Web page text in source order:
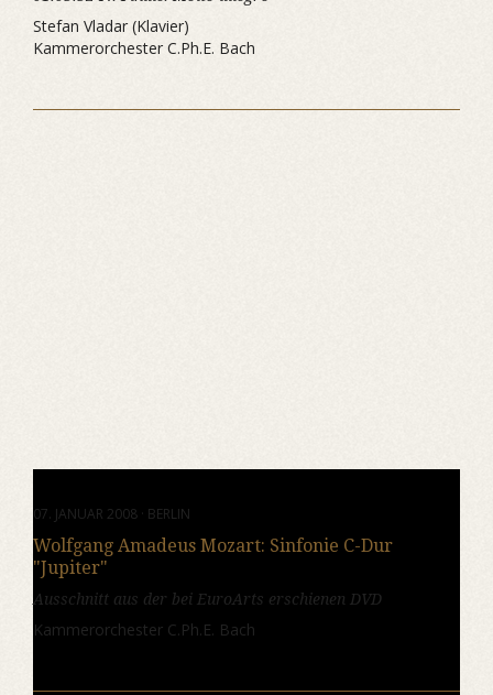
Stefan Vladar (Klavier)
Kammerorchester C.Ph.E. Bach
07. JANUAR 2008 · BERLIN
Wolfgang Amadeus Mozart: Sinfonie C-Dur
"Jupiter"
Ausschnitt aus der bei EuroArts erschienen DVD
Kammerorchester C.Ph.E. Bach